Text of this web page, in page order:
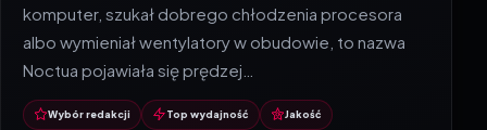
komputer, szukał dobrego chłodzenia procesora
albo wymieniał wentylatory w obudowie, to nazwa
Noctua pojawiała się prędzej…
Wybór redakcji Top wydajność Jakość